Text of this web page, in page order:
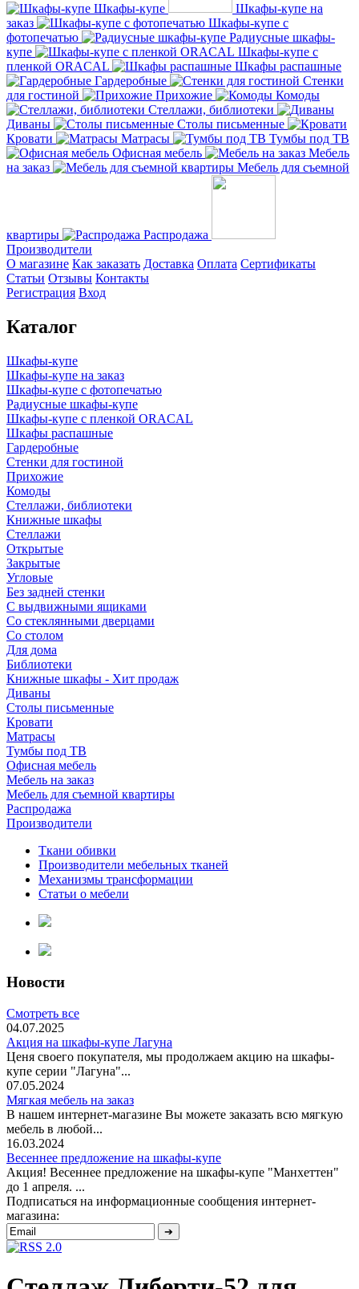
Шкафы-купе
Шкафы-купе на
заказ
Шкафы-купе с
фотопечатью
Радиусные шкафы-
купе
Шкафы-купе с
пленкой ORACAL
Шкафы распашные
Гардеробные
Стенки
для гостиной
Прихожие
Комоды
Стеллажи, библиотеки
Диваны
Столы письменные
Кровати
Матрасы
Тумбы под ТВ
Офисная мебель
Мебель
на заказ
Мебель для съемной
квартиры
Распродажа
Производители
О магазине Как заказать Доставка Оплата Сертификаты
Статьи Отзывы Контакты
Регистрация Вход
Каталог
Шкафы-купе
Шкафы-купе на заказ
Шкафы-купе с фотопечатью
Радиусные шкафы-купе
Шкафы-купе с пленкой ORACAL
Шкафы распашные
Гардеробные
Стенки для гостиной
Прихожие
Комоды
Стеллажи, библиотеки
Книжные шкафы
Стеллажи
Открытые
Закрытые
Угловые
Без задней стенки
С выдвижными ящиками
Со стеклянными дверцами
Со столом
Для дома
Библиотеки
Книжные шкафы - Хит продаж
Диваны
Столы письменные
Кровати
Матрасы
Тумбы под ТВ
Офисная мебель
Мебель на заказ
Мебель для съемной квартиры
Распродажа
Производители
Ткани обивки
Производители мебельных тканей
Механизмы трансформации
Статьи о мебели
Новости
Смотреть все
04.07.2025
Акция на шкафы-купе Лагуна
Ценя своего покупателя, мы продолжаем акцию на шкафы-
купе серии "Лагуна"...
07.05.2024
Мягкая мебель на заказ
В нашем интернет-магазине Вы можете заказать всю мягкую
мебель в любой...
16.03.2024
Весеннее предложение на шкафы-купе
Акция! Весеннее предложение на шкафы-купе "Манхеттен"
до 1 апреля. ...
Подписаться на информационные сообщения интернет-
магазина: